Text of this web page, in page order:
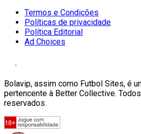
Termos e Condições
Políticas de privacidade
Política Editorial
Ad Choices
Bolavip, assim como Futbol Sites, é
pertencente à Better Collective.
reservados.